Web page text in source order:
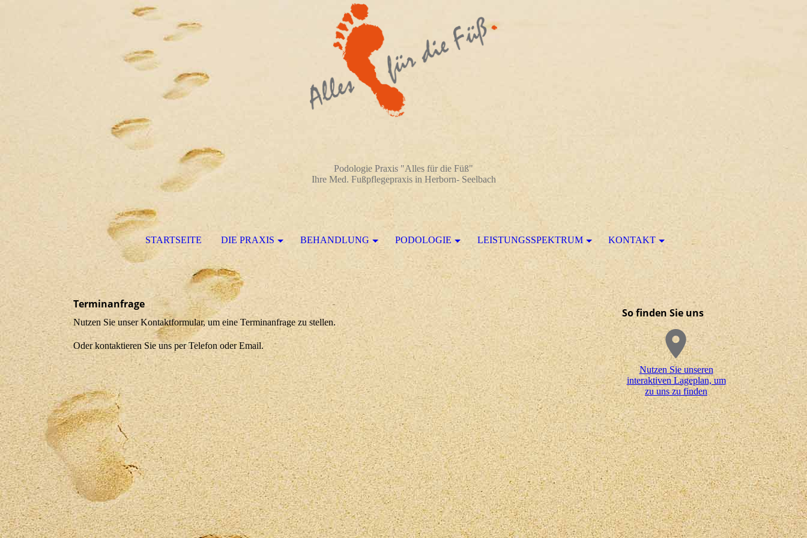
Podologie Praxis "Alles für die Füß"
Ihre Med. Fußpflegepraxis in Herborn- Seelbach
STARTSEITE DIE PRAXIS BEHANDLUNG PODOLOGIE LEISTUNGSSPEKTRUM KONTAKT
Terminanfrage
Nutzen Sie unser Kontaktformular, um eine Terminanfrage zu stellen.
Oder kontaktieren Sie uns per Telefon oder Email.
So finden Sie uns
Nutzen Sie unseren
interaktiven La­ge­plan, um
zu uns zu finden